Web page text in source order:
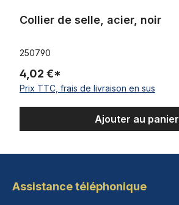
Collier de selle, acier, noir
250790
4,02 €*
Prix TTC, frais de livraison en sus
Ajouter au panier
Assistance téléphonique